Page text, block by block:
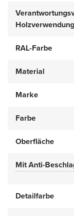
Holzverwendung
RAL-Farbe
Material
Marke
Farbe
Oberfläche
Mit Anti-
Detailfarbe